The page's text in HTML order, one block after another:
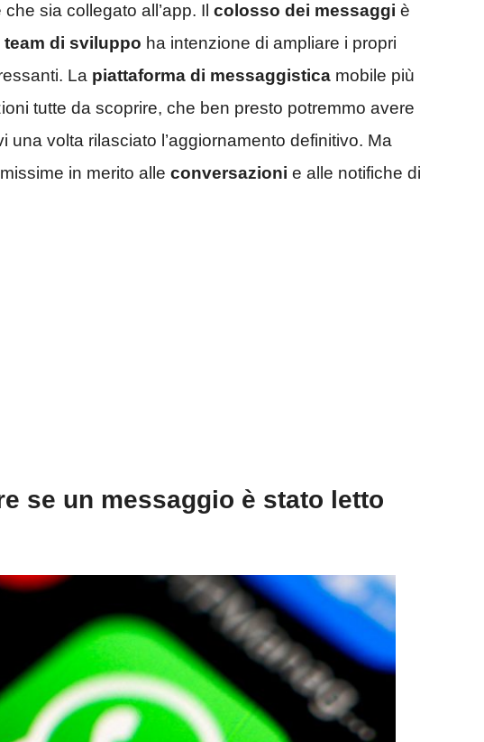
sia collegato all’app. Il colosso dei messaggi è
team di sviluppo ha intenzione di ampliare i propri
La piattaforma di messaggistica mobile più
tutte da scoprire, che ben presto potremmo avere
volta rilasciato l’aggiornamento definitivo. Ma
in merito alle conversazioni e alle notifiche di
se un messaggio è stato letto